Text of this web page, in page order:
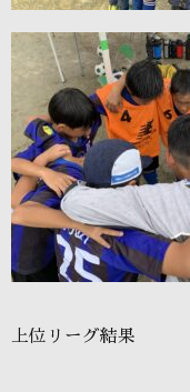
上位リーグ結果